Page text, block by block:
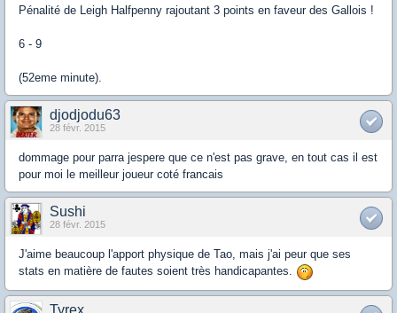
Pénalité de Leigh Halfpenny rajoutant 3 points en faveur des Gallois !
6 - 9
(52eme minute).
djodjodu63
28 févr. 2015
dommage pour parra jespere que ce n'est pas grave, en tout cas il est
pour moi le meilleur joueur coté francais
Sushi
28 févr. 2015
J'aime beaucoup l'apport physique de Tao, mais j'ai peur que ses
stats en matière de fautes soient très handicapantes.
Tyrex